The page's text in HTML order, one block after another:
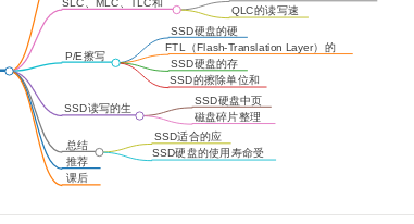
SSD硬盘的使用寿命受
SSD适合的应
用场景
磁盘碎片整理
和预留空间
SSD硬盘中页
的状态
SSD的擦除单位和
SSD硬盘的存
储结构
FTL（Flash-Translation Layer）的
功能
SSD硬盘的硬
件构造
QLC的读写速
度较慢
存储原理
课后
推荐
阅读
总结
延伸
SSD读写的生
P/E擦写
SLC、MLC、TLC和